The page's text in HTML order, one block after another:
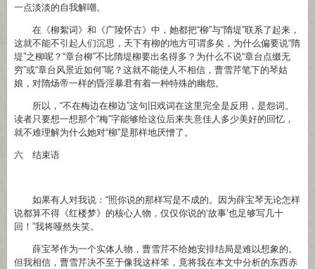
一点淡淡的自我解嘲。
在《柳絮词》和《广陵怀古》中，她都把“柳”与“隋堤”联系了起来，
这就不能不引起人们沉思，天下有柳的地方可谓多矣，为什么偏要说“隋
堤”之柳呢？“章台柳”不比隋堤柳要出名得多？为什么不说“章台点缀无
穷”或“章台风景近如何”呢？这就不能使人不相信，曹雪芹笔下的琴姑
娘，对隋炀帝一样的昏淫暴君有着一种特殊的幽怨。
所以，“不在梅边在柳边”这句旧戏词在这里完全是反用，是怨词。
读者只要想一想那个“梅”字能够给这位后来失意佳人多少美好的回忆，
就不难理解为什么她对“柳”是那样地厌憎了。
六 结束语
如果有人对我说：“照你说的那样写是不成的。因为薛宝琴无论怎样
说都算不得《红楼梦》的核心人物，仅仅你说的‘故事’也足够写几十
回！”我将哑然失笑。
薛宝琴作为一个实体人物，曹雪芹不给她安排结局是难以想象的。
但我相信，曹雪芹决不至于像我这样笨，竟将我在本文中分析的东西赤